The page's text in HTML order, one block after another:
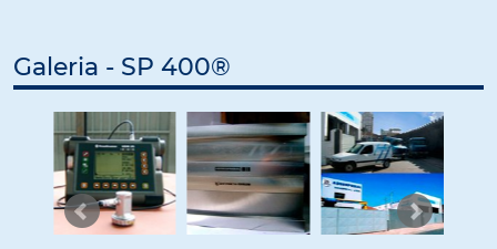
Galeria - SP 400®